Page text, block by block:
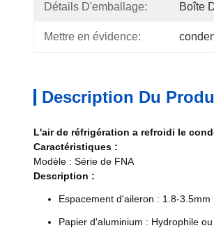
Détails D'emballage: Boîte
Mettre en évidence:
Description Du
L'air de réfrigération a refroidi le
Caractéristiques :
Modèle : Série de FNA
Description :
Espacement d'aileron : 1.8-3.5mm
Papier d'aluminium : Hydrophile ou